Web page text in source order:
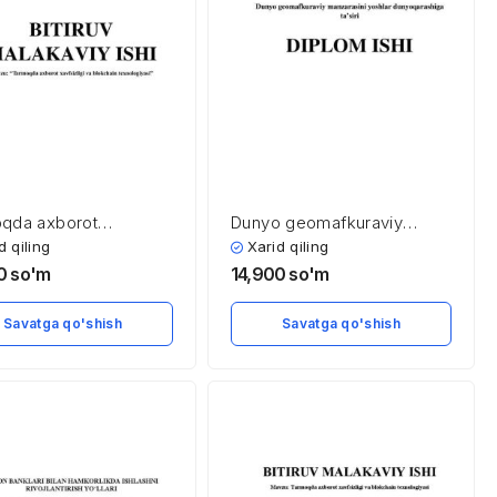
axborot
va blokchain
qiling
so'm
Savatga qo'shish
Dunyo geomafkuraviy
manzarasini yoshlar
dunyoqarashiga ta’siri
Xarid qiling
14,900 so'm
Savatga qo'shish